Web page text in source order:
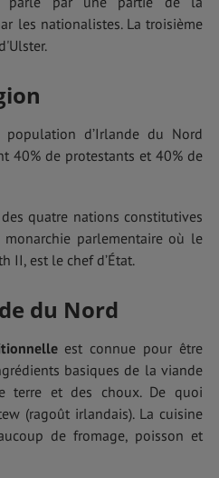
les nationalistes. La troisième
d’Irlande du Nord
40% de protestants et 40% de
quatre nations constitutives
monarchie parlementaire où le
II, est le chef d’État.
du Nord
est connue pour être
basiques de la viande
terre et des choux. De quoi
(ragoût irlandais). La cuisine
de fromage, poisson et